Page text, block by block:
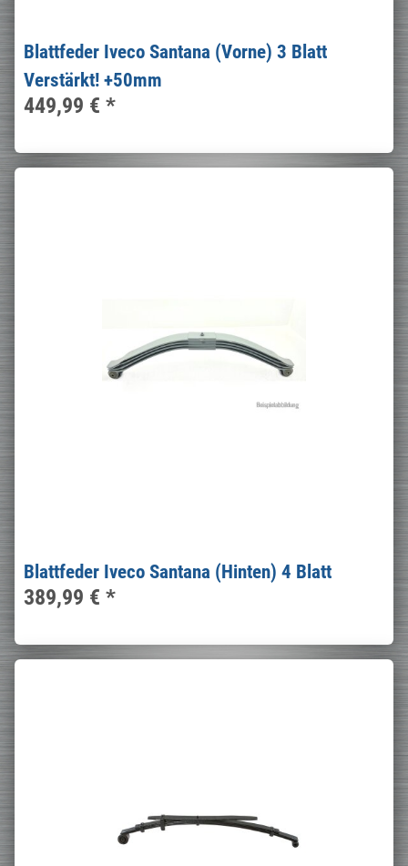
Blattfeder Iveco Santana (Vorne) 3 Blatt
Verstärkt! +50mm
449,99 € *
Blattfeder Iveco Santana (Hinten) 4 Blatt
389,99 € *